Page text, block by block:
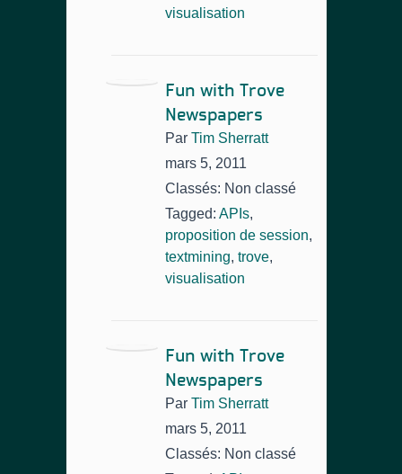
visualisation
Fun with Trove
Newspapers
Par Tim Sherratt
mars 5, 2011
Classés: Non classé
Tagged: APIs,
proposition de session,
textmining, trove,
visualisation
Fun with Trove
Newspapers
Par Tim Sherratt
mars 5, 2011
Classés: Non classé